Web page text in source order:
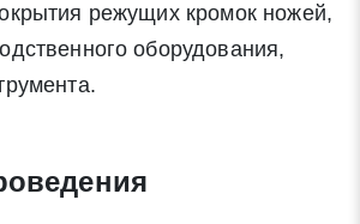
режущих кромок ножей,
оборудования,